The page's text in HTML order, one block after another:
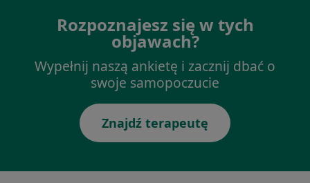
Rozpoznajesz się w tych
objawach?
Wypełnij naszą ankietę i zacznij dbać o
swoje samopoczucie
Znajdź terapeutę